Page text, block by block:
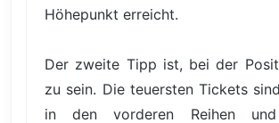
Höhepunkt erreicht.
Der zweite Tipp ist, bei der
zu sein. Die teuersten Tickets
in den vorderen Reihen und